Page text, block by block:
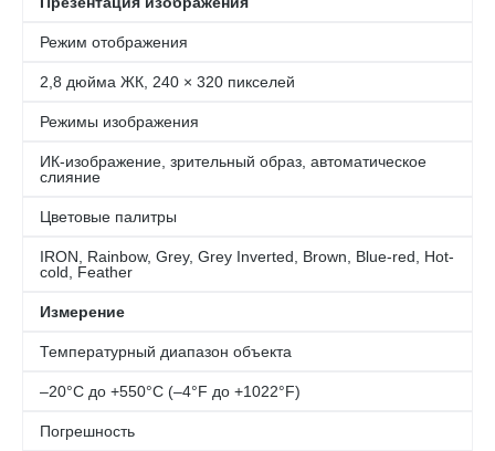
Режим отображения
2,8 дюйма ЖК, 240 × 320 пикселей
Режимы изображения
ИК-изображение, зрительный образ, автоматическое
слияние
Цветовые палитры
IRON, Rainbow, Grey, Grey Inverted, Brown, Blue-red, Hot-
cold, Feather
Измерение
Температурный диапазон объекта
–20°C до +550°C (–4°F до +1022°F)
Погрешность